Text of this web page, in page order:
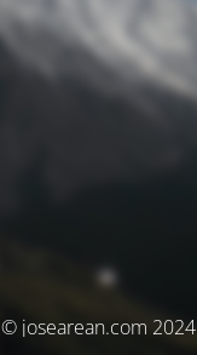
© josearean.com 2024